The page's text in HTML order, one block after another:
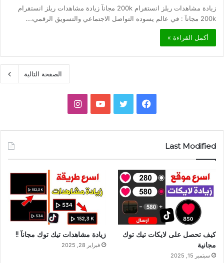
زيادة مشاهدات ريلز انستقرام 200k مجانآ زيادة مشاهدات ريلز انستقرام
200k مجانآ : في عالم يسوده التواصل الاجتماعي والتسويق الرقمي،…
أكمل القراءة »
الصفحة التالية
فيسبوك تويتر يوتيوبانستقرام
Last Modified
كيف تحصل على لايكات تيك توك
مجانية
سبتمبر 15, 2025
زيادة مشاهدات تيك توك مجانآ !!
فبراير 28, 2025